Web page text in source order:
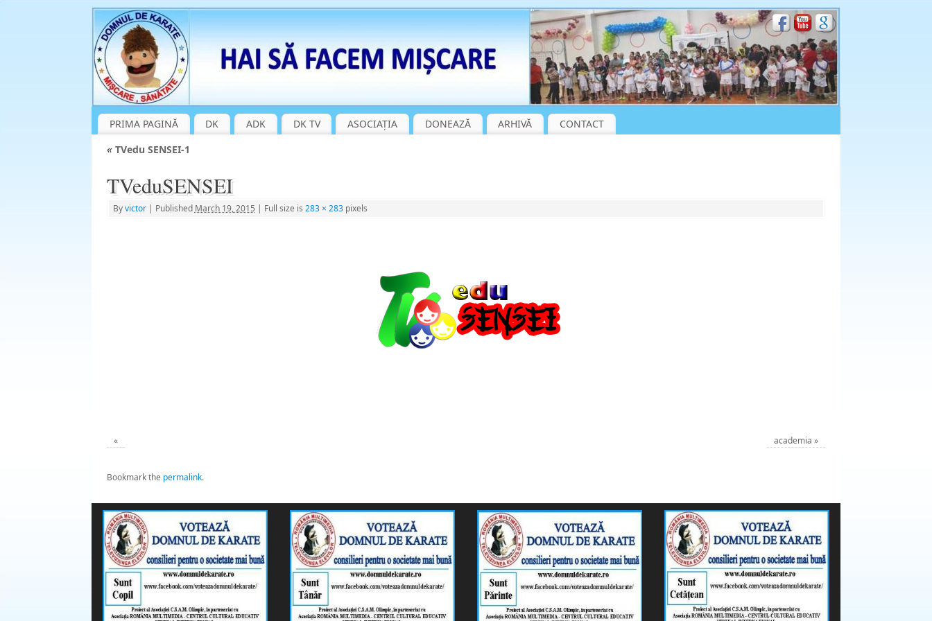
PRIMA PAGINĂ DK ADK DK TV ASOCIAȚIA DONEAZĂ ARHIVĂ CONTACT
«TVedu SENSEI-1
TVeduSENSEI
By victor | Published March 19, 2015 | Full size is 283 × 283pixels
« academia »
Bookmark the permalink.